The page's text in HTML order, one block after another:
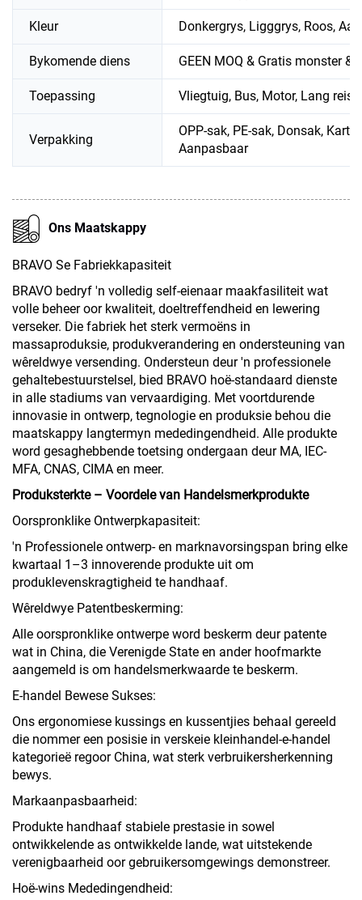
Kleur Donkergrys, Ligggrys, Roos,
Bykomende diens GEEN MOQ & Gratis monster &
Toepassing Vliegtuig, Bus, Motor, Lang reis,
Verpakking
OPP-sak, PE-sak, Donsak,
Aanpasbaar
Ons Maatskappy
BRAVO Se Fabriekkapasiteit
BRAVO bedryf 'n volledig self-eienaar maakfasiliteit wat
volle beheer oor kwaliteit, doeltreffendheid en lewering
verseker. Die fabriek het sterk vermoëns in
massaproduksie, produkverandering en ondersteuning van
wêreldwye versending. Ondersteun deur 'n professionele
gehaltebestuurstelsel, bied BRAVO hoë-standaard dienste
in alle stadiums van vervaardiging. Met voortdurende
innovasie in ontwerp, tegnologie en produksie behou die
maatskappy langtermyn mededingendheid. Alle produkte
word gesaghebbende toetsing ondergaan deur MA, IEC-
MFA, CNAS, CIMA en meer.
Produksterkte – Voordele van Handelsmerkprodukte
Oorspronklike Ontwerpkapasiteit:
'n Professionele ontwerp- en marknavorsingspan bring elke
kwartaal 1–3 innoverende produkte uit om
produklevenskragtigheid te handhaaf.
Wêreldwye Patentbeskerming:
Alle oorspronklike ontwerpe word beskerm deur patente
wat in China, die Verenigde State en ander hoofmarkte
aangemeld is om handelsmerkwaarde te beskerm.
E-handel Bewese Sukses:
Ons ergonomiese kussings en kussentjies behaal gereeld
die nommer een posisie in verskeie kleinhandel-e-handel
kategorieë regoor China, wat sterk verbruikersherkenning
bewys.
Markaanpasbaarheid:
Produkte handhaaf stabiele prestasie in sowel
ontwikkelende as ontwikkelde lande, wat uitstekende
verenigbaarheid oor gebruikersomgewings demonstreer.
Hoë-wins Mededingendheid: